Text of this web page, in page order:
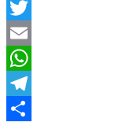
Facebook
Twitter
Email
WhatsApp
Telegram